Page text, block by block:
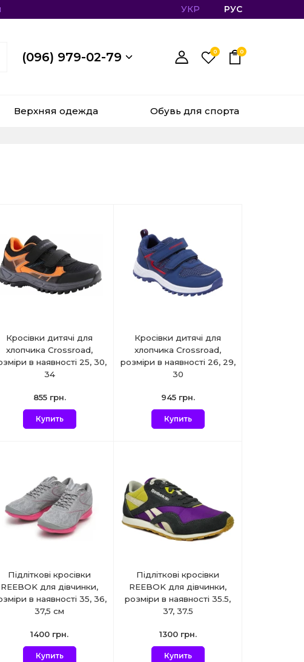
УКР РУС
(096) 979-02-79 0 0
Верхняя одежда Обувь для спорта
Кросівки дитячі для
хлопчика Crossroad,
в наявності 25, 30,
34
855 грн.
Купить
Кросівки дитячі для
хлопчика Crossroad,
розміри в наявності 26, 29,
30
945 грн.
Купить
Підліткові кросівки
REEBOK для дівчинки,
в наявності 35, 36,
37,5 см
1400 грн.
Купить
Підліткові кросівки
REEBOK для дівчинки,
розміри в наявності 35.5,
37, 37.5
1300 грн.
Купить